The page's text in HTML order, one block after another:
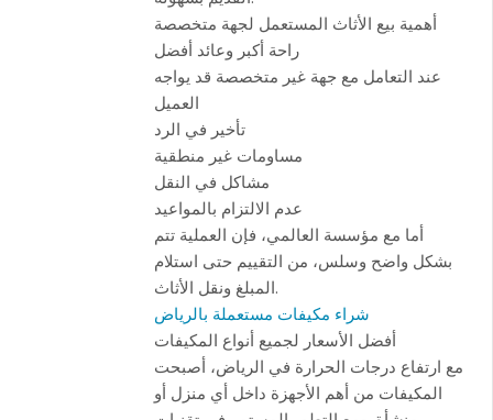
أهمية بيع الأثاث المستعمل لجهة متخصصة
راحة أكبر وعائد أفضل
عند التعامل مع جهة غير متخصصة قد يواجه
العميل
تأخير في الرد
مساومات غير منطقية
مشاكل في النقل
عدم الالتزام بالمواعيد
أما مع مؤسسة العالمي، فإن العملية تتم
بشكل واضح وسلس، من التقييم حتى استلام
المبلغ ونقل الأثاث.
شراء مكيفات مستعملة بالرياض
أفضل الأسعار لجميع أنواع المكيفات
مع ارتفاع درجات الحرارة في الرياض، أصبحت
المكيفات من أهم الأجهزة داخل أي منزل أو